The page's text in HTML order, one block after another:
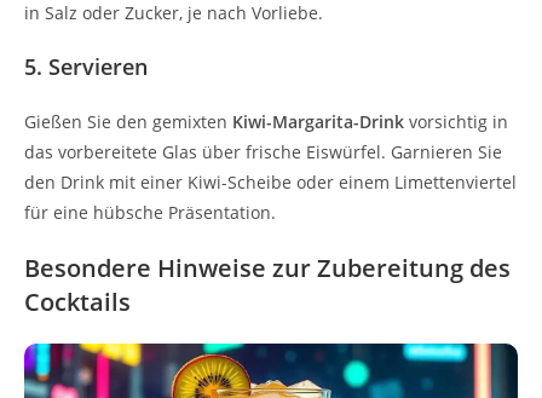
in Salz oder Zucker, je nach Vorliebe.
5. Servieren
Gießen Sie den gemixten Kiwi-Margarita-Drink vorsichtig in
das vorbereitete Glas über frische Eiswürfel. Garnieren Sie
den Drink mit einer Kiwi-Scheibe oder einem Limettenviertel
für eine hübsche Präsentation.
Besondere Hinweise zur Zubereitung des
Cocktails